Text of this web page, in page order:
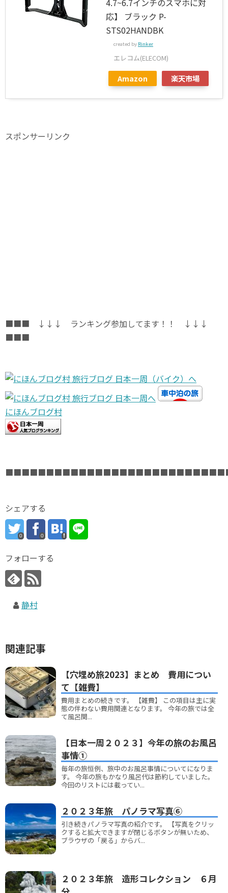
4.7~6.7インチのスマホに対
応】 ブラック P-
STS02HANDBK
created by Rinker
エレコム(ELECOM)
Amazon 楽天市場
スポンサーリンク
■■■ ↓↓↓ ランキング参加してます！！ ↓↓↓
■■■
にほんブログ村
シェアする
0 0
フォローする
静村
関連記事
【穴埋め旅2023】まとめ 費用につい
て【雑費】
費用まとめの続きです。 【雑費】 この項目は主に実
態の伴わない費用関連となります。 今年の旅では全
て風呂関...
【日本一周２０２３】今年の旅のお風呂
事情①
毎年の旅恒例、旅中のお風呂事情についてになりま
す。 今年の旅もかなり風呂代は節約していました。
今回のリストには載ってい...
２０２３年旅 パノラマ写真⑥
引き続きパノラマ写真の紹介です。 【写真をクリッ
クすると拡大できますが閉じるボタンが無いため、
ブラウザの「戻る」からバ...
２０２３年旅 造形コレクション ６月